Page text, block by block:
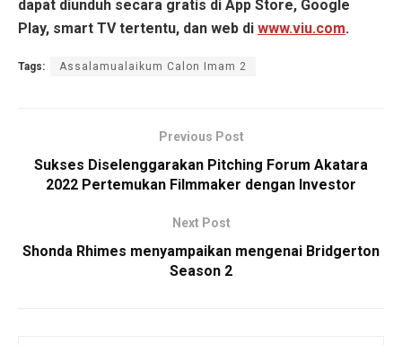
dapat diunduh secara gratis di App Store, Google
Play, smart TV tertentu, dan web di www.viu.com.
Tags: Assalamualaikum Calon Imam 2
Previous Post
Sukses Diselenggarakan Pitching Forum Akatara
2022 Pertemukan Filmmaker dengan Investor
Next Post
Shonda Rhimes menyampaikan mengenai Bridgerton
Season 2